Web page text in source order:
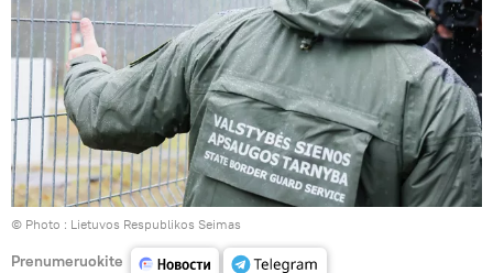
© Photo : Lietuvos Respublikos Seimas
Prenumeruokite